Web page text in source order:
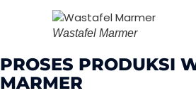
Wastafel Marmer
PROSES PRODUKSI
MARMER